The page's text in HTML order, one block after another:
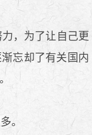
，为了让自己更
忘却了有关国内
。